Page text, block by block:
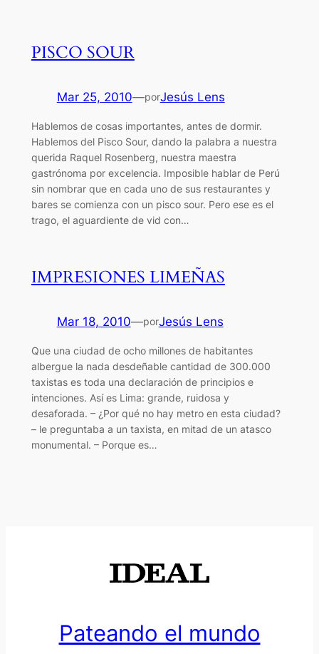
PISCO SOUR
Mar 25, 2010—porJesús Lens
Hablemos de cosas importantes, antes de dormir.
Hablemos del Pisco Sour, dando la palabra a nuestra
querida Raquel Rosenberg, nuestra maestra
gastrónoma por excelencia. Imposible hablar de Perú
sin nombrar que en cada uno de sus restaurantes y
bares se comienza con un pisco sour. Pero ese es el
trago, el aguardiente de vid con…
IMPRESIONES LIMEÑAS
Mar 18, 2010—porJesús Lens
Que una ciudad de ocho millones de habitantes
albergue la nada desdeñable cantidad de 300.000
taxistas es toda una declaración de principios e
intenciones. Así es Lima: grande, ruidosa y
desaforada. – ¿Por qué no hay metro en esta ciudad?
– le preguntaba a un taxista, en mitad de un atasco
monumental. – Porque es…
Pateando el mundo